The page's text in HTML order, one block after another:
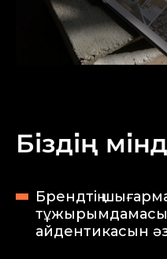
Біздің
Брендтің
айдентикасын